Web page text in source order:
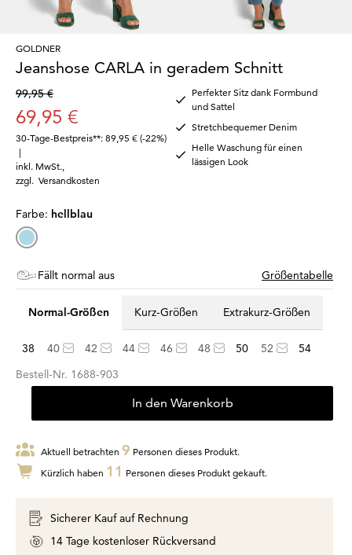
GOLDNER
Jeanshose CARLA in geradem Schnitt
99,95 €
69,95 €
30-Tage-Bestpreis**: 89,95 € (-22%)
|
inkl. MwSt.
zzgl. Versandkosten
Perfekter Sitz dank Formbund
und Sattel
Stretchbequemer Denim
Helle Waschung für einen
lässigen Look
Farbe: hellblau
Fällt normal aus Größentabelle
Normal-Größen Kurz-Größen Extrakurz-Größen
38 40 42 44 46 48 50 52
54
Bestell-Nr. 1688-903
In den Warenkorb
Aktuell betrachten 9 Personen dieses Produkt.
Kürzlich haben 11 Personen dieses Produkt gekauft.
Sicherer Kauf auf Rechnung
14 Tage kostenloser Rückversand